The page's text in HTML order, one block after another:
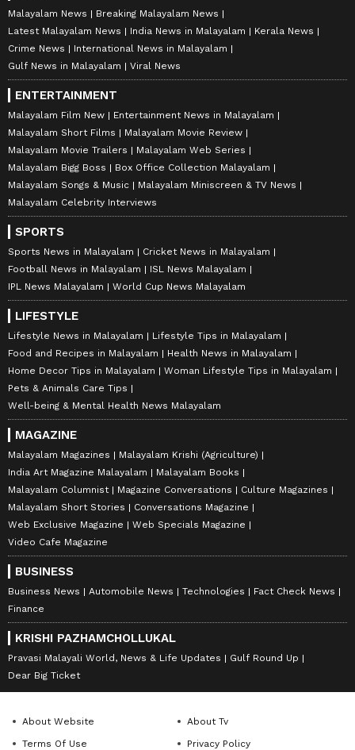
Malayalam News
Breaking Malayalam News
Latest Malayalam News
India News in Malayalam
Kerala News
Crime News
International News in Malayalam
Gulf News in Malayalam
Viral News
ENTERTAINMENT
Malayalam Film New
Entertainment News in Malayalam
Malayalam Short Films
Malayalam Movie Review
Malayalam Movie Trailers
Malayalam Web Series
Malayalam Bigg Boss
Box Office Collection Malayalam
Malayalam Songs & Music
Malayalam Miniscreen & TV News
Malayalam Celebrity Interviews
SPORTS
Sports News in Malayalam
Cricket News in Malayalam
Football News in Malayalam
ISL News Malayalam
IPL News Malayalam
World Cup News Malayalam
LIFESTYLE
Lifestyle News in Malayalam
Lifestyle Tips in Malayalam
Food and Recipes in Malayalam
Health News in Malayalam
Home Decor Tips in Malayalam
Woman Lifestyle Tips in Malayalam
Pets & Animals Care Tips
Well-being & Mental Health News Malayalam
MAGAZINE
Malayalam Magazines
Malayalam Krishi (Agriculture)
India Art Magazine Malayalam
Malayalam Books
Malayalam Columnist
Magazine Conversations
Culture Magazines
Malayalam Short Stories
Conversations Magazine
Web Exclusive Magazine
Web Specials Magazine
Video Cafe Magazine
BUSINESS
Business News Automobile News Technologies
Fact Check News
Finance
KRISHI PAZHAMCHOLLUKAL
Pravasi Malayali World, News & Life Updates
Gulf Round Up
Dear Big Ticket
About Website
About Tv
Terms Of Use
Privacy Policy